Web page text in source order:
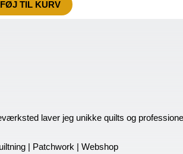
TIL KURV
laver jeg unikke quilts og